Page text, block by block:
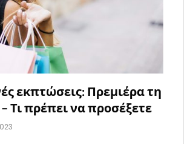
εκπτώσεις: Πρεμιέρα τη
Τι πρέπει να προσέξετε